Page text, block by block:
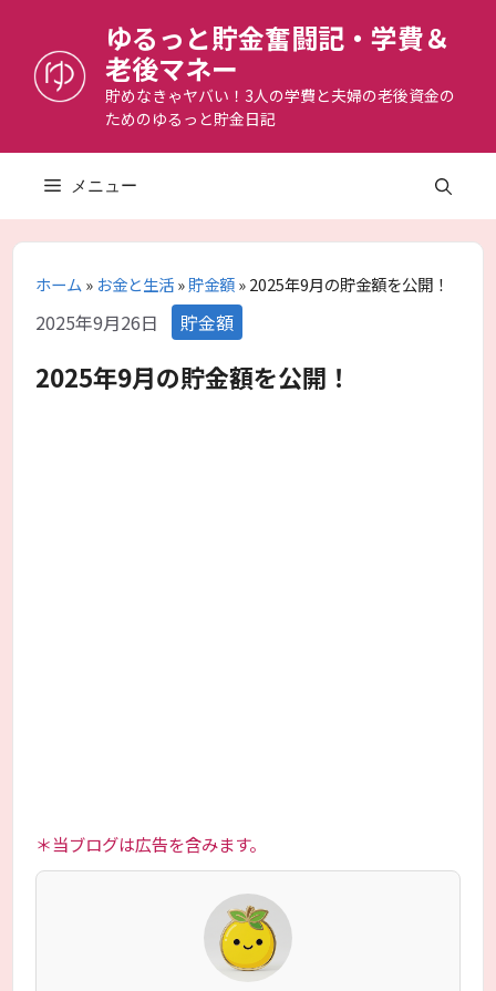
へ
ゆるっと貯金奮闘記・学費＆
老後マネー
貯めなきゃヤバい！3人の学費と夫婦の老後資金の
ためのゆるっと貯金日記
メニュー
ホーム» お金と生活»貯金額»2025年9月の貯金額を公開！
2025年9月26日 カ
テ
ゴ
リ
貯金額
2025年9月の貯金額を公開！
＊当ブログは広告を含みます。